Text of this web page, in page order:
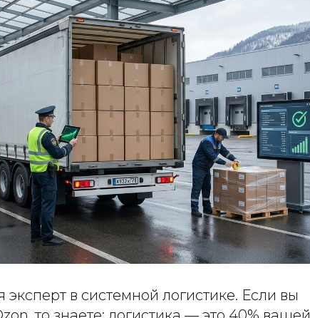
в системной логистике. Если вы